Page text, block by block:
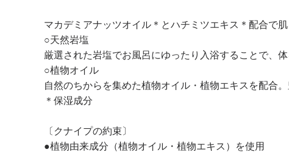
マカデミアナッツオイル＊とハチミツエキス＊配合で
○天然岩塩
厳選された岩塩でお風呂にゆったり入浴することで、体
○植物オイル
自然のちからを集めた植物オイル・植物エキスを配合
＊保湿成分
〔クナイプの約束〕
●植物由来成分（植物オイル・植物エキス）を使用